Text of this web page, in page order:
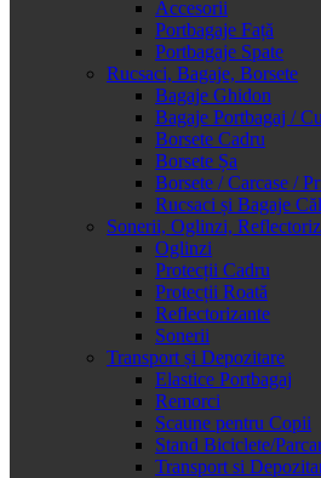
Accesorii
Portbagaje Față
Portbagaje Spate
Rucsaci, Bagaje, Borsete
Bagaje Ghidon
Bagaje Portbagaj /
Borsete Cadru
Borsete Șa
Borsete / Carcase /
Rucsaci și Bagaje
Sonerii, Oglinzi,
Oglinzi
Protecții Cadru
Protecții Roată
Reflectorizante
Sonerii
Transport și Depozitare
Elastice Portbagaj
Remorci
Scaune pentru Copii
Stand Biciclete/
Transport si